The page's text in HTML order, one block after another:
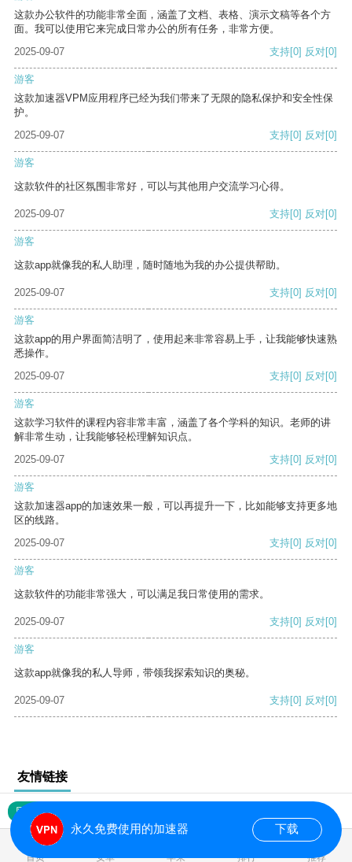
这款办公软件的功能非常全面，涵盖了文档、表格、演示文稿等各个方
面。我可以使用它来完成日常办公的所有任务，非常方便。
2025-09-07
支持[0] 反对[0]
游客
这款加速器VPM应用程序已经为我们带来了无限的隐私保护和安全性保
护。
2025-09-07
支持[0] 反对[0]
游客
这款软件的社区氛围非常好，可以与其他用户交流学习心得。
2025-09-07 支持[0] 反对[0]
游客
这款app就像我的私人助理，随时随地为我的办公提供帮助。
2025-09-07 支持[0] 反对[0]
游客
这款app的用户界面简洁明了，使用起来非常容易上手，让我能够快速熟
悉操作。
2025-09-07
支持[0] 反对[0]
游客
这款学习软件的课程内容非常丰富，涵盖了各个学科的知识。老师的讲
解非常生动，让我能够轻松理解知识点。
2025-09-07
支持[0] 反对[0]
游客
这款加速器app的加速效果一般，可以再提升一下，比如能够支持更多地
区的线路。
2025-09-07
支持[0] 反对[0]
游客
这款软件的功能非常强大，可以满足我日常使用的需求。
2025-09-07 支持[0] 反对[0]
游客
这款app就像我的私人导师，带领我探索知识的奥秘。
2025-09-07 支持[0] 反对[0]
友情链接
网站地图
首页 安卓 苹果 排行 推荐
永久免费使用的加速器 下载
0.017848s